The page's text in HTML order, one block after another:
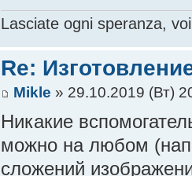
Lasciate ogni speranza,
Re:
Mikle » 29.10.2019 (Вт)
Никакие
можно на любом
сложений